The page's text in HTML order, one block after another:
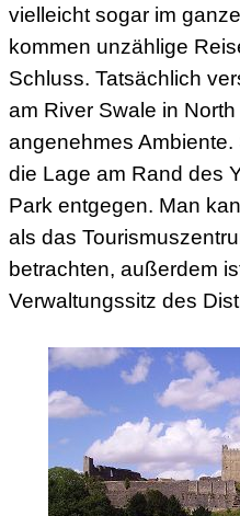
vielleicht sogar im
kommen unzählige
Schluss. Tatsächlich
am River Swale in
angenehmes
die Lage am Rand des
Park entgegen. Man
als das
betrachten, außerdem
Verwaltungssitz des